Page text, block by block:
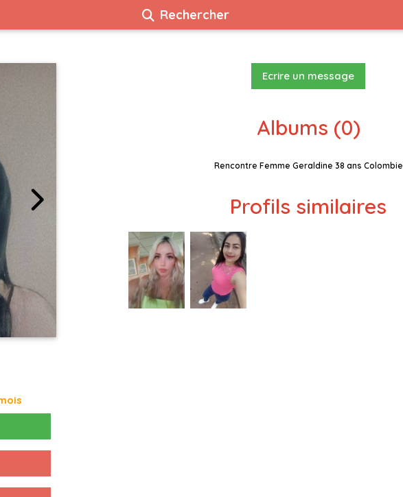
Rechercher
Ecrire un message
Albums (0)
Rencontre Femme Geraldine 38 ans Colombie
Profils similaires